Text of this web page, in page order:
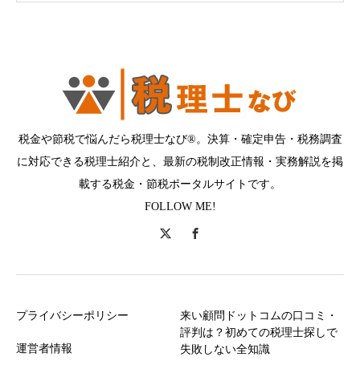
税金や節税で悩んだら税理士なび®。決算・確定申告・税務調査
に対応できる税理士紹介と、最新の税制改正情報・実務解説を掲
載する税金・節税ポータルサイトです。
FOLLOW ME!
プライバシーポリシー
運営者情報
来い顧問ドットコムの口コミ・
評判は？初めての税理士探しで
失敗しない全知識